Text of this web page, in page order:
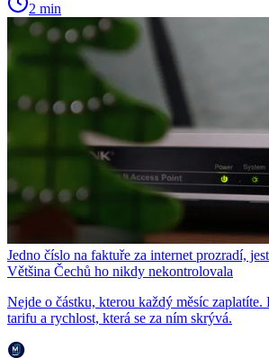
2 min
Jedno číslo na faktuře za internet prozradí,
Většina Čechů ho nikdy nekontrolovala
Nejde o částku, kterou každý měsíc
tarifu a rychlost, která se za ním skrývá.